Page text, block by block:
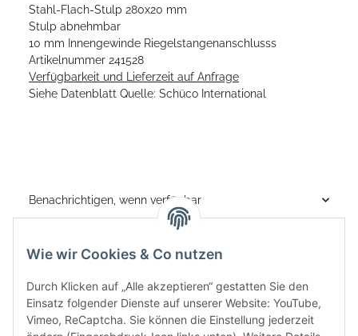
Wie wir Cookies & Co nutzen
Durch Klicken auf „Alle akzeptieren“ gestatten Sie den
Einsatz folgender Dienste auf unserer Website: YouTube,
Vimeo, ReCaptcha. Sie können die Einstellung jederzeit
Stahl-Flach-Stulp 280x20 mm
Stulp abnehmbar
10 mm Innengewinde Riegelstangenanschlusss
Artikelnummer 241528
Verfügbarkeit und Lieferzeit auf Anfrage
Siehe Datenblatt Quelle: Schüco International
Benachrichtigen, wenn verfügbar